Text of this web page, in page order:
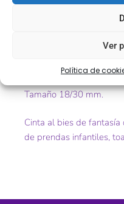
Ver
Política de
Color – celeste/rosa
Tamaño 18/30 mm.
Cinta al bies de
de prendas infantiles,